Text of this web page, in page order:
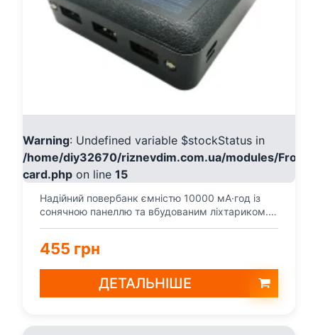
Warning: Undefined variable $stockStatus in
/home/diy32670/riznevdim.com.ua/modules/
card.php on line 15
Надійний повербанк ємністю 10000 мА·год із
сонячною панеллю та вбудованим ліхтариком.
455 грн
ДЕТАЛЬНІШЕ